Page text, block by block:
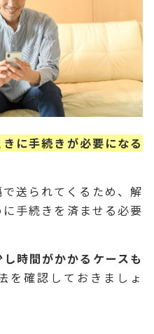
に手続きが必要になる
送られてくるため、解
手続きを済ませる必要
時間がかかるケースも
を確認しておきましょ